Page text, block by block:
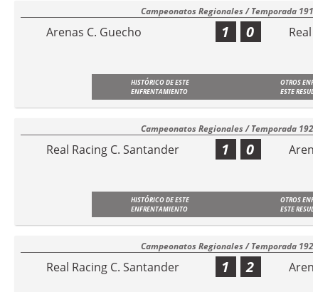
Campeonatos Regionales / Temporada
Arenas C. Guecho 1 0
HISTÓRICO DE ESTE
ENFRENTAMIENTO
OTROS
ESTE
Campeonatos Regionales / Temporada
Real Racing C. Santander 1 0
HISTÓRICO DE ESTE
ENFRENTAMIENTO
OTROS
ESTE
Campeonatos Regionales / Temporada
Real Racing C. Santander 1 2